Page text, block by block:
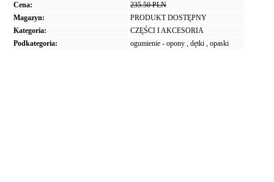
Cena:
235.50 PLN
Magazyn:
PRODUKT DOSTĘPNY
Kategoria:
CZĘŚCI I AKCESORIA
Podkategoria:
ogumienie - opony , dętki , opaski